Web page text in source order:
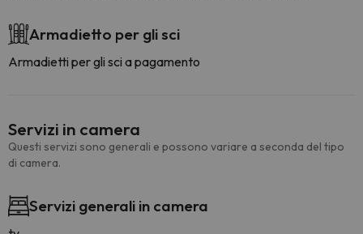
Armadietto per gli sci
Armadietti per gli sci a pagamento
Servizi in camera
Questi servizi sono generali e possono variare a seconda del tipo
di camera.
Servizi generali in camera